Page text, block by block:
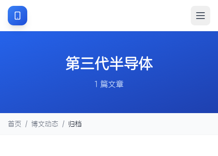
第三代半导体
1 篇文章
首页 / 博文动态 / 归档